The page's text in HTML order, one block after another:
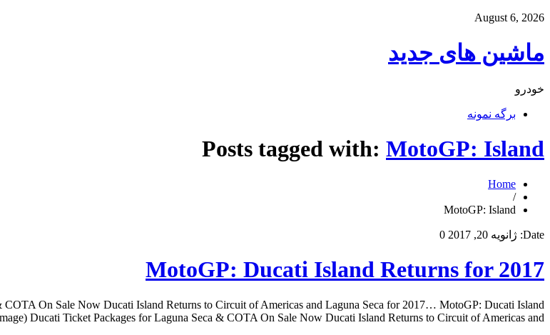
August 6, 2026
ماشین های جدید
خودرو
برگه نمونه
Posts tagged with: MotoGP: Island
Home
/
MotoGP: Island
Date: ژانویه 20, 2017 0
MotoGP: Ducati Island Returns for 2017
On Sale Now Ducati Island Returns to Circuit of Americas and Laguna Seca for 2017… MotoGP: Ducati Island
Ducati Ticket Packages for Laguna Seca & COTA On Sale Now Ducati Island Returns to Circuit of Americas and […]